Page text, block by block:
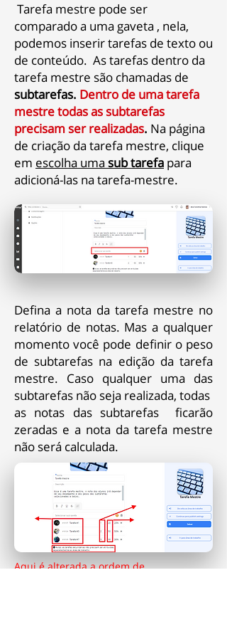
Tarefa mestre pode ser
comparado a uma gaveta , nela,
podemos inserir tarefas de texto ou
de conteúdo. As tarefas dentro da
tarefa mestre são chamadas de
subtarefas. Dentro de uma tarefa
mestre todas as subtarefas
precisam ser realizadas. Na página
de criação da tarefa mestre, clique
em escolha uma sub tarefa para
adicioná-las na tarefa-mestre.
Defina a nota da tarefa mestre no
relatório de notas. Mas a qualquer
momento você pode definir o peso
de subtarefas na edição da tarefa
mestre. Caso qualquer uma das
subtarefas não seja realizada, todas
as notas das subtarefas ficarão
zeradas e a nota da tarefa mestre
não será calculada.
Aqui é alterada a ordem de